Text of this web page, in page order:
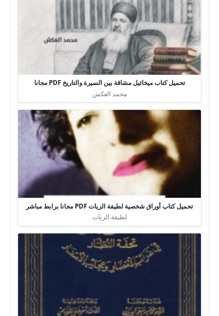
تحميل كتاب ميخائيل مشاقة بين السيرة والتاريخ PDF مجانا
محمد العكش
تحميل كتاب أوراق شخصية لطيفة الزيات PDF مجانا برابط مباشر
لطيفة الزيات